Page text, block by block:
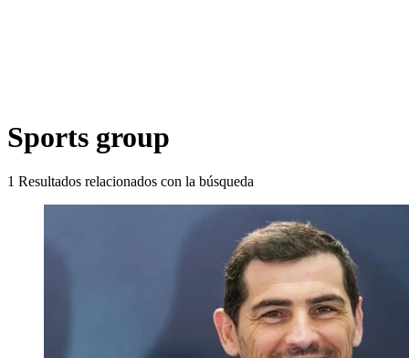
Sports group
1 Resultados relacionados con la búsqueda